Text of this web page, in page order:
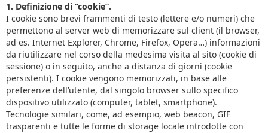
1. Definizione di “cookie”.
I cookie sono brevi frammenti di testo (lettere e/o numeri) che
permettono al server web di memorizzare sul client (il browser,
ad es. Internet Explorer, Chrome, Firefox, Opera…) informazioni
da riutilizzare nel corso della medesima visita al sito (cookie di
sessione) o in seguito, anche a distanza di giorni (cookie
persistenti). I cookie vengono memorizzati, in base alle
preferenze dell’utente, dal singolo browser sullo specifico
dispositivo utilizzato (computer, tablet, smartphone).
Tecnologie similari, come, ad esempio, web beacon, GIF
trasparenti e tutte le forme di storage locale introdotte con